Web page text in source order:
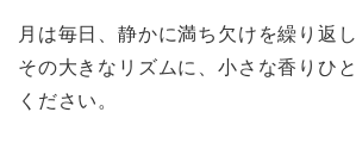
月は毎日、静かに満ち欠けを繰り返
その大きなリズムに、小さな香りひ
ください。